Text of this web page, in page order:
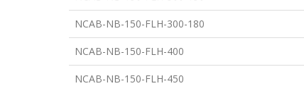
NCAB-NB-150-FLH-300-180
NCAB-NB-150-FLH-400
NCAB-NB-150-FLH-450